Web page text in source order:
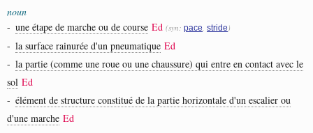
noun
- une étape de marche ou de course Ed (syn: pace stride )
- la surface rainurée d'un pneumatique Ed
- la partie (comme une roue ou une chaussure) qui entre en contact avec le
sol Ed
- élément de structure constitué de la partie horizontale d'un escalier ou
d'une marche Ed